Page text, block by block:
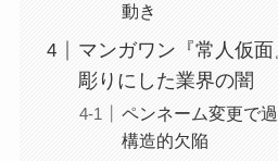
動き
マンガワン『常人仮
彫りにした業界の闇
ペンネーム変更で
構造的欠陥